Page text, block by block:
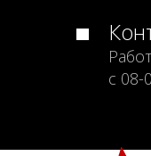
с 08-